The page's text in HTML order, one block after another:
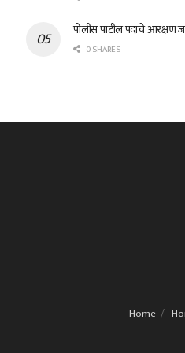
पोलीस पाटील पदाचे आरक्षण
0 SHARES
Home